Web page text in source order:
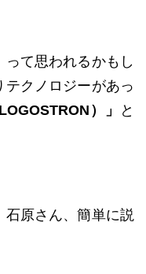
て思われるかもし
クノロジーがあっ
）」
と
石原さん、簡単に説